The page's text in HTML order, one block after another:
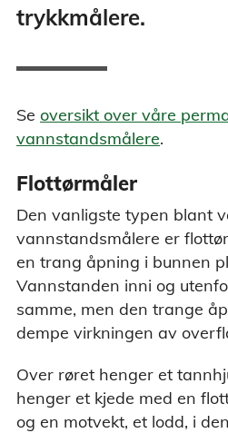
trykkmålere.
Se oversikt over våre
vannstandsmålere.
Flottørmåler
Den vanligste typen blant
vannstandsmålere er
en trang åpning i bunnen
Vannstanden inni og
samme, men den trange
dempe virkningen av
Over røret henger et
henger et kjede med en
og en motvekt, et lodd, i